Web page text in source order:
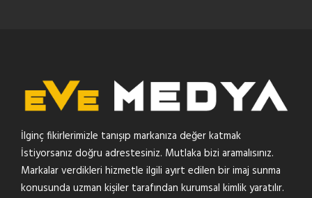
İlginç fikirlerimizle tanışıp markanıza değer katmak
İstiyorsanız doğru adrestesiniz. Mutlaka bizi aramalısınız.
Markalar verdikleri hizmetle ilgili ayırt edilen bir imaj sunma
konusunda uzman kişiler tarafından kurumsal kimlik yaratılır.